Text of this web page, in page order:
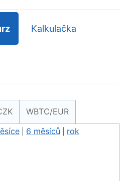
Kalkulačka
WBTC/EUR
6 měsíců rok